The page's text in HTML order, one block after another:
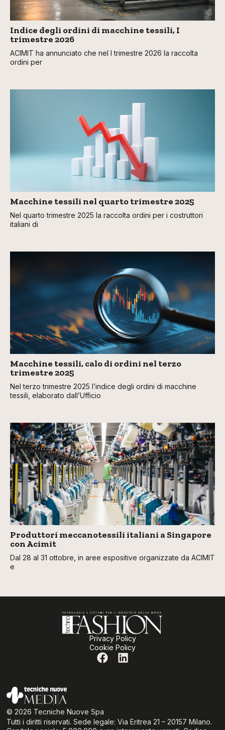
Indice degli ordini di macchine tessili, I
trimestre 2026
ACIMIT ha annunciato che nel I trimestre 2026 la raccolta
ordini per
Macchine tessili nel quarto trimestre 2025
Nel quarto trimestre 2025 la raccolta ordini per i costruttori
italiani di
Macchine tessili, calo di ordini nel terzo
trimestre 2025
Nel terzo trimestre 2025 l’indice degli ordini di macchine
tessili, elaborato dall’Ufficio
Produttori meccanotessili italiani a Singapore
con Acimit
Dal 28 al 31 ottobre, in aree espositive organizzate da ACIMIT
e
Privacy Policy
Cookie Policy
© 2026 Tecniche Nuove Spa
Tutti i diritti riservati. Sede legale: Via Eritrea 21 – 20157 Milano.